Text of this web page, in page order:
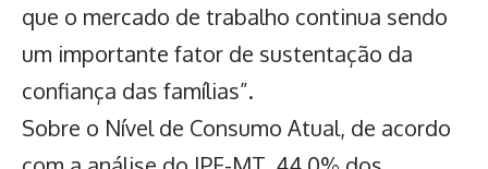
que o mercado de trabalho continua sendo
um importante fator de sustentação da
confiança das famílias”.
Sobre o Nível de Consumo Atual, de acordo